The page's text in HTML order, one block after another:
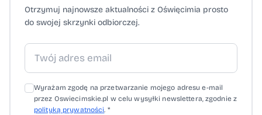
Otrzymuj najnowsze aktualności z Oświęcimia prosto
do swojej skrzynki odbiorczej.
Wyrażam zgodę na przetwarzanie mojego adresu e-mail
przez Oswiecimskie.pl w celu wysyłki newslettera, zgodnie z
polityką prywatności. *